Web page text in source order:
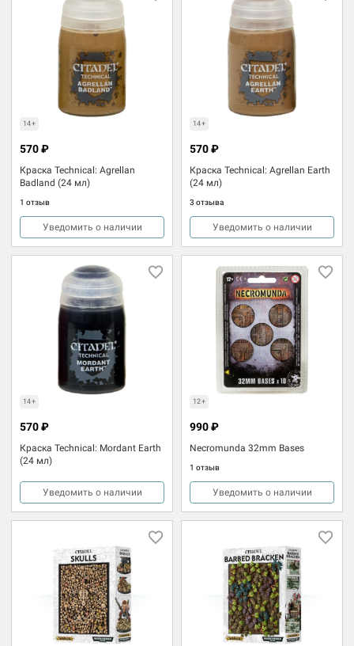
14+
Краска Technical: Agrellan
Badland (24 мл)
1 отзыв
570 ₽
Уведомить о наличии
14+
Краска Technical: Agrellan Earth
(24 мл)
3 отзыва
570 ₽
Уведомить о наличии
14+
Краска Technical: Mordant Earth
(24 мл)
570 ₽
Уведомить о наличии
12+
Necromunda 32mm Bases
1 отзыв
990 ₽
Уведомить о наличии